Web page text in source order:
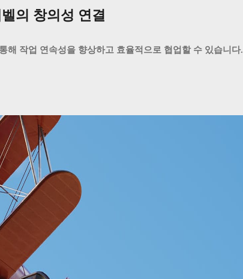
의 창의성 연결
해 작업 연속성을 향상하고 효율적으로 협업할 수 있습니다.